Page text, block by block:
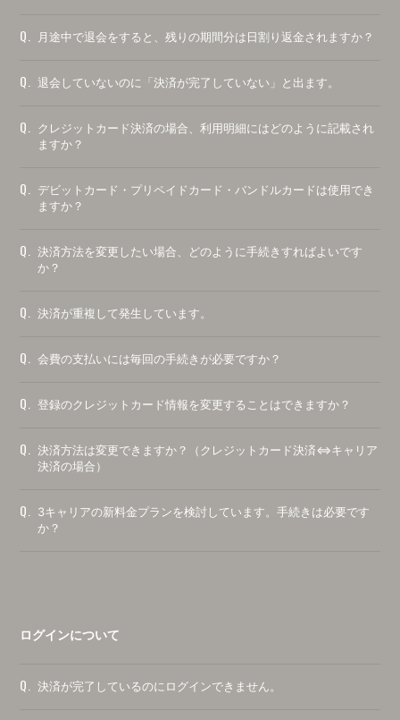
Q. 月途中で退会をすると、残りの期間分は日割り返金されますか？
Q. 退会していないのに「決済が完了していない」と出ます。
Q.
クレジットカード決済の場合、利用明細にはどのように記載され
ますか？
Q.
デビットカード・プリペイドカード・バンドルカードは使用でき
ますか？
Q.
決済方法を変更したい場合、どのように手続きすればよいです
か？
Q. 決済が重複して発生しています。
Q. 会費の支払いには毎回の手続きが必要ですか？
Q. 登録のクレジットカード情報を変更することはできますか？
Q.
決済方法は変更できますか？（クレジットカード決済⇔キャリア
決済の場合）
Q.
3キャリアの新料金プランを検討しています。手続きは必要です
か？
ログインについて
Q. 決済が完了しているのにログインできません。